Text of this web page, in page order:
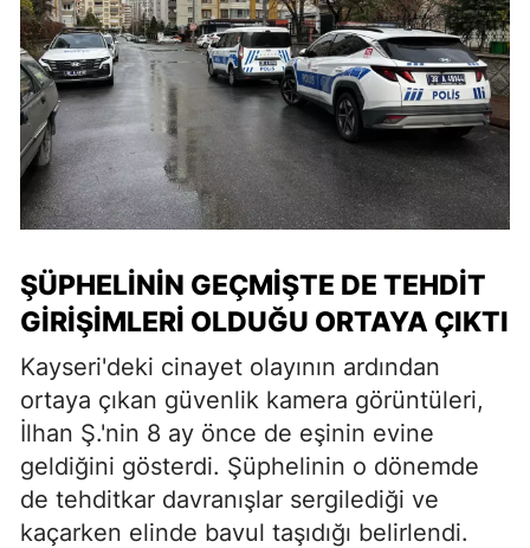
ŞÜPHELININ GEÇMIŞTE DE TEHDIT
GIRIŞIMLERI OLDUĞU ORTAYA ÇIKTI
Kayseri'deki cinayet olayının ardından
ortaya çıkan güvenlik kamera görüntüleri,
İlhan Ş.'nin 8 ay önce de eşinin evine
geldiğini gösterdi. Şüphelinin o dönemde
de tehditkar davranışlar sergilediği ve
kaçarken elinde bavul taşıdığı belirlendi.